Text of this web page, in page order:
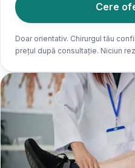
Cere
Doar orientativ. Chirurgul tău
prețul după consultație. Niciun